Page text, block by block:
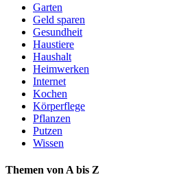
Garten
Geld sparen
Gesundheit
Haustiere
Haushalt
Heimwerken
Internet
Kochen
Körperflege
Pflanzen
Putzen
Wissen
Themen von A bis Z